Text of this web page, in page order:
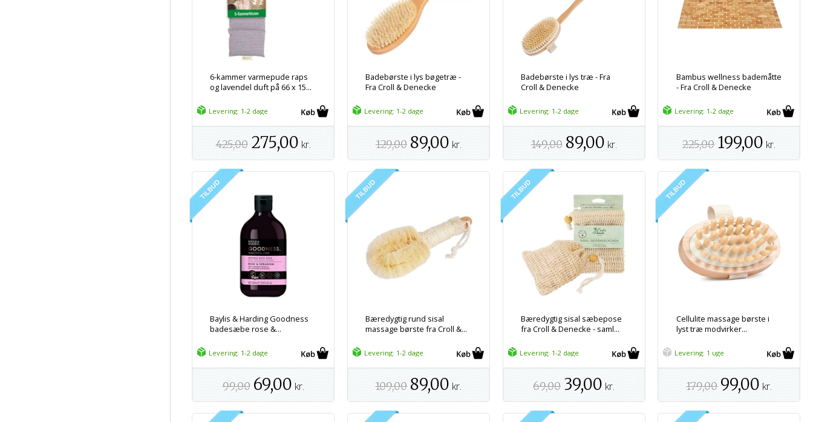
6-kammer varmepude raps
og lavendel duft på 66 x 15...
Levering: 1-2 dage
425,00 275,00 kr.
Badebørste i lys bøgetræ -
Fra Croll & Denecke
Levering: 1-2 dage
129,00 89,00 kr.
Badebørste i lys træ - Fra
Croll & Denecke
Levering: 1-2 dage
149,00 89,00 kr.
Bambus wellness bademåtte
- Fra Croll & Denecke
Levering: 1-2 dage
225,00 199,00 kr.
Baylis & Harding Goodness
badesæbe rose &...
Levering: 1-2 dage
99,00 69,00 kr.
Bæredygtig rund sisal
massage børste fra Croll &...
Levering: 1-2 dage
109,00 89,00 kr.
Bæredygtig sisal sæbepose
fra Croll & Denecke - saml...
Levering: 1-2 dage
69,00 39,00 kr.
Cellulite massage børste i
lyst træ modvirker...
Levering: 1 uge
179,00 99,00 kr.